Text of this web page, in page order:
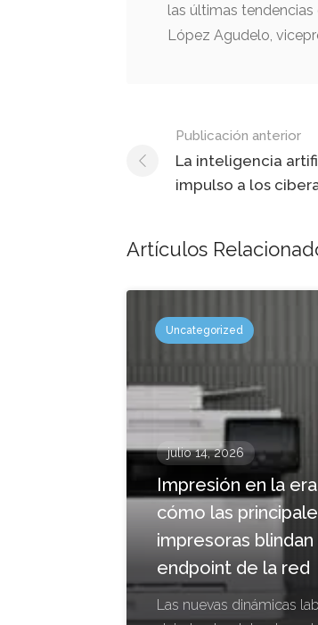
las últimas tendencias
López Agudelo,
Mensaje
de
navegación
Publicación anterior
La inteligencia
impulso a los
Artículos
Uncategorized
julio 14, 2026
Impresión en la
cómo las
impresoras
endpoint de la red
Las nuevas dinámicas